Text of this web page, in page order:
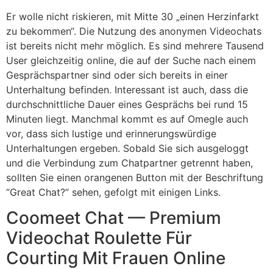
Er wolle nicht riskieren, mit Mitte 30 „einen Herzinfarkt
zu bekommen“. Die Nutzung des anonymen Videochats
ist bereits nicht mehr möglich. Es sind mehrere Tausend
User gleichzeitig online, die auf der Suche nach einem
Gesprächspartner sind oder sich bereits in einer
Unterhaltung befinden. Interessant ist auch, dass die
durchschnittliche Dauer eines Gesprächs bei rund 15
Minuten liegt. Manchmal kommt es auf Omegle auch
vor, dass sich lustige und erinnerungswürdige
Unterhaltungen ergeben. Sobald Sie sich ausgeloggt
und die Verbindung zum Chatpartner getrennt haben,
sollten Sie einen orangenen Button mit der Beschriftung
“Great Chat?” sehen, gefolgt mit einigen Links.
Coomeet Chat — Premium
Videochat Roulette Für
Courting Mit Frauen Online